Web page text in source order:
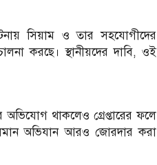
সিয়াম ও তার সহযোগীদের
করছে। স্থানীয়দের দাবি, ওই
অভিযোগ থাকলেও গ্রেপ্তারের ফলে
অভিযান আরও জোরদার করা